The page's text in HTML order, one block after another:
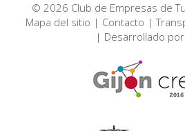
© 2026 Club de Empresas de
Mapa del sitio | Contacto |
| Desarrollado por